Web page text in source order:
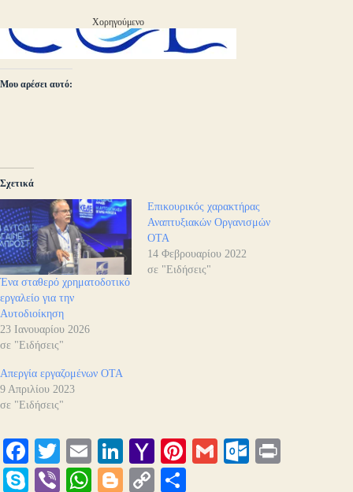
Χορηγούμενο
Μου αρέσει αυτό:
Σχετικά
Ένα σταθερό χρηματοδοτικό
εργαλείο για την
Αυτοδιοίκηση
23 Ιανουαρίου 2026
σε "Ειδήσεις"
Επικουρικός χαρακτήρας
Αναπτυξιακών Οργανισμών
ΟΤΑ
14 Φεβρουαρίου 2022
σε "Ειδήσεις"
Απεργία εργαζομένων ΟΤΑ
9 Απριλίου 2023
σε "Ειδήσεις"
Fa
ce
T
wi
E
m
Li
nk
Y
ah
Pi G
O
S
Vi W Bl C